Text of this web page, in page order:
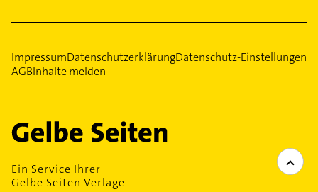
ImpressumDatenschutzerklärungDatenschutz-Einstellungen
AGBInhalte melden
Ein Service Ihrer
Gelbe Seiten Verlage